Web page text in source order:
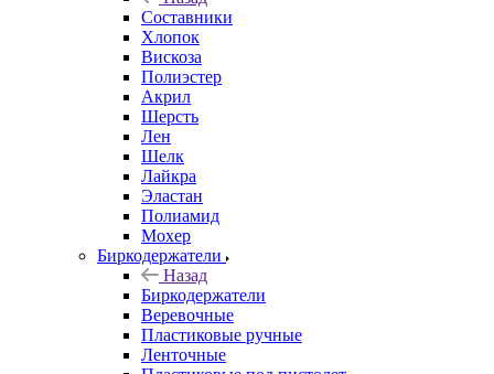
Составники
Хлопок
Вискоза
Полиэстер
Акрил
Шерсть
Лен
Шелк
Лайкра
Эластан
Полиамид
Мохер
Биркодержатели
Назад
Биркодержатели
Веревочные
Пластиковые ручные
Ленточные